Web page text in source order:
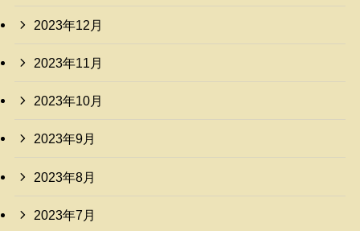
2023年12月
2023年11月
2023年10月
2023年9月
2023年8月
2023年7月